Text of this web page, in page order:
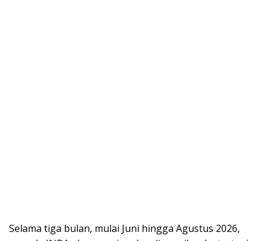
Selama tiga bulan, mulai Juni hingga Agustus 2026,